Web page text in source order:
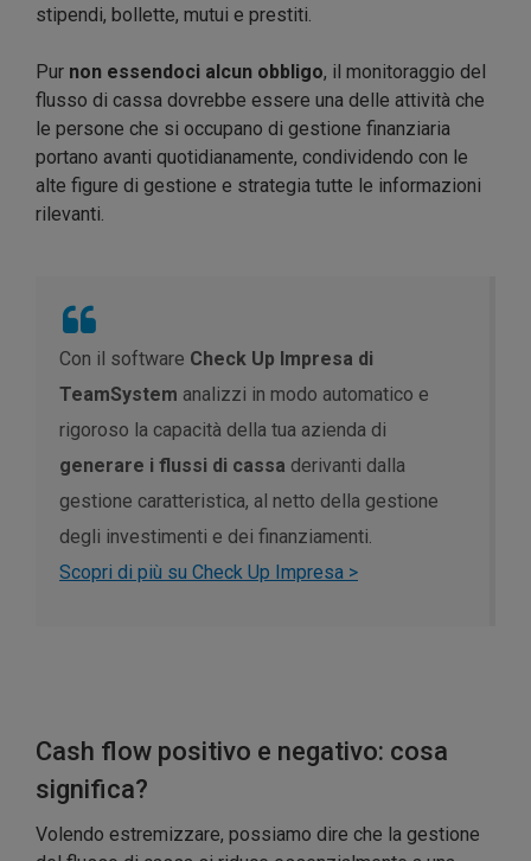
stipendi, bollette, mutui e prestiti.
Pur non essendoci alcun obbligo, il monitoraggio del
flusso di cassa dovrebbe essere una delle attività che
le persone che si occupano di gestione finanziaria
portano avanti quotidianamente, condividendo con le
alte figure di gestione e strategia tutte le informazioni
rilevanti.
Con il software Check Up Impresa di
TeamSystem analizzi in modo automatico e
rigoroso la capacità della tua azienda di
generare i flussi di cassa derivanti dalla
gestione caratteristica, al netto della gestione
degli investimenti e dei finanziamenti.
Scopri di più su Check Up Impresa >
Cash flow positivo e negativo: cosa
significa?
Volendo estremizzare, possiamo dire che la gestione